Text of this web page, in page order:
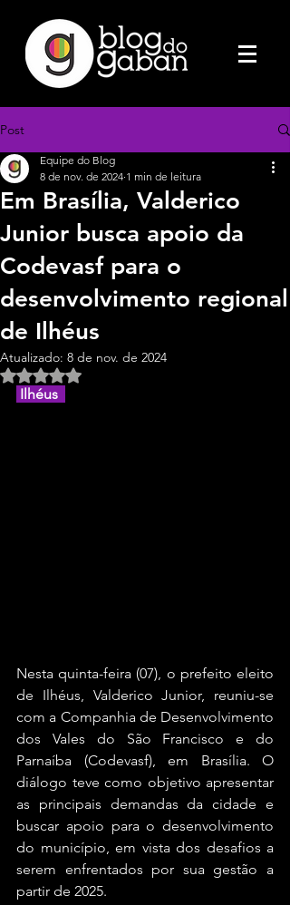
Post
Em Brasília, Valderico
Junior busca apoio da
Codevasf para o
desenvolvimento regional
de Ilhéus
Equipe do Blog
8 de nov. de 2024 1 min de leitura
Atualizado: 8 de nov. de 2024
Avaliado com NaN de 5 estrelas.
Ilhéus
Nesta quinta-feira (07), o prefeito eleito
de Ilhéus, Valderico Junior, reuniu-se
com a Companhia de Desenvolvimento
dos Vales do São Francisco e do
Parnaíba (Codevasf), em Brasília. O
diálogo teve como objetivo apresentar
as principais demandas da cidade e
buscar apoio para o desenvolvimento
do município, em vista dos desafios a
serem enfrentados por sua gestão a
partir de 2025.